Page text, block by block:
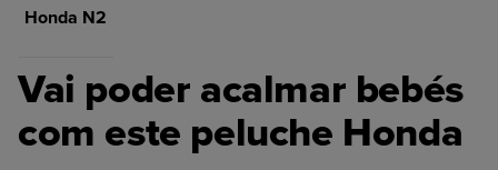
Honda N2
MARCA
Vai poder acalmar bebés
com este peluche Honda